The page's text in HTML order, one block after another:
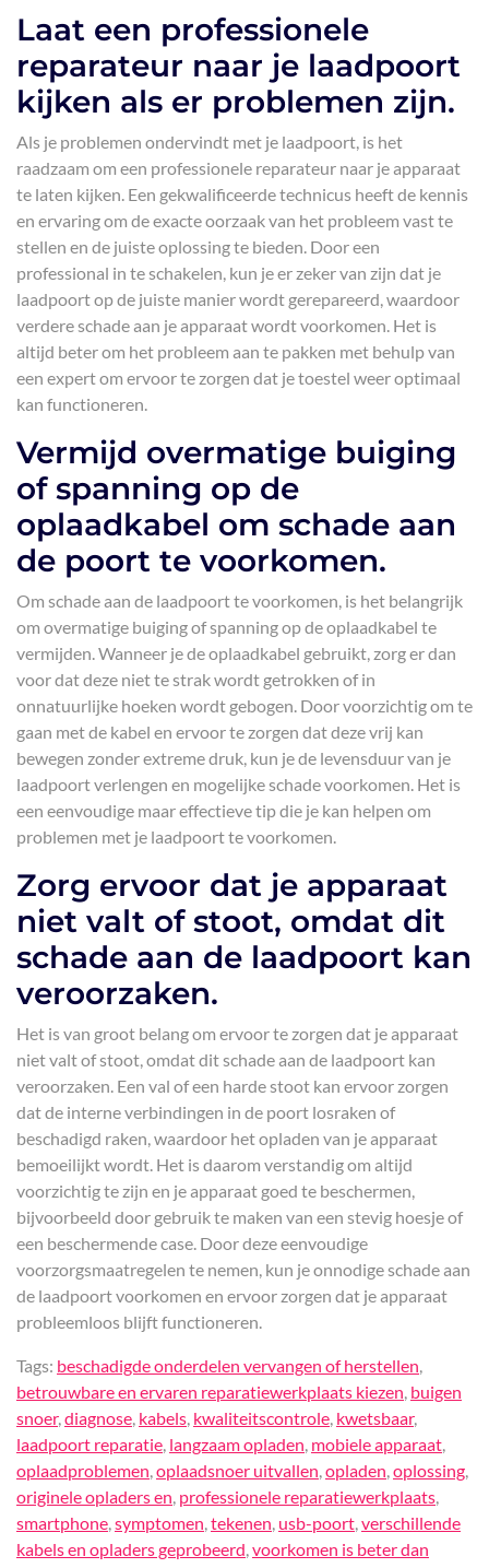
Laat een professionele
reparateur naar je laadpoort
kijken als er problemen zijn.
Als je problemen ondervindt met je laadpoort, is het
raadzaam om een professionele reparateur naar je apparaat
te laten kijken. Een gekwalificeerde technicus heeft de kennis
en ervaring om de exacte oorzaak van het probleem vast te
stellen en de juiste oplossing te bieden. Door een
professional in te schakelen, kun je er zeker van zijn dat je
laadpoort op de juiste manier wordt gerepareerd, waardoor
verdere schade aan je apparaat wordt voorkomen. Het is
altijd beter om het probleem aan te pakken met behulp van
een expert om ervoor te zorgen dat je toestel weer optimaal
kan functioneren.
Vermijd overmatige buiging
of spanning op de
oplaadkabel om schade aan
de poort te voorkomen.
Om schade aan de laadpoort te voorkomen, is het belangrijk
om overmatige buiging of spanning op de oplaadkabel te
vermijden. Wanneer je de oplaadkabel gebruikt, zorg er dan
voor dat deze niet te strak wordt getrokken of in
onnatuurlijke hoeken wordt gebogen. Door voorzichtig om te
gaan met de kabel en ervoor te zorgen dat deze vrij kan
bewegen zonder extreme druk, kun je de levensduur van je
laadpoort verlengen en mogelijke schade voorkomen. Het is
een eenvoudige maar effectieve tip die je kan helpen om
problemen met je laadpoort te voorkomen.
Zorg ervoor dat je apparaat
niet valt of stoot, omdat dit
schade aan de laadpoort kan
veroorzaken.
Het is van groot belang om ervoor te zorgen dat je apparaat
niet valt of stoot, omdat dit schade aan de laadpoort kan
veroorzaken. Een val of een harde stoot kan ervoor zorgen
dat de interne verbindingen in de poort losraken of
beschadigd raken, waardoor het opladen van je apparaat
bemoeilijkt wordt. Het is daarom verstandig om altijd
voorzichtig te zijn en je apparaat goed te beschermen,
bijvoorbeeld door gebruik te maken van een stevig hoesje of
een beschermende case. Door deze eenvoudige
voorzorgsmaatregelen te nemen, kun je onnodige schade aan
de laadpoort voorkomen en ervoor zorgen dat je apparaat
probleemloos blijft functioneren.
Tags: beschadigde onderdelen vervangen of herstellen,
betrouwbare en ervaren reparatiewerkplaats kiezen, buigen
snoer,diagnose, kabels, kwaliteitscontrole, kwetsbaar,
laadpoort reparatie, langzaam opladen, mobiele apparaat,
oplaadproblemen,oplaadsnoer uitvallen,opladen,oplossing,
originele opladers en, professionele reparatiewerkplaats,
smartphone,symptomen,tekenen, usb-poort,verschillende
kabels en opladers geprobeerd,voorkomen is beter dan